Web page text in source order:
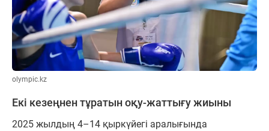
olympic.kz
Екі кезеңнен тұратын оқу-жаттығу жиыны
2025 жылдың 4–14 қыркүйегі аралығында